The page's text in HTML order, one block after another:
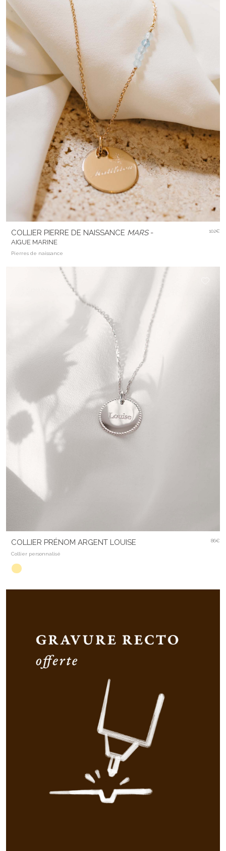
COLLIER PIERRE DE NAISSANCE MARS-
AIGUE MARINE
Pierres de naissance
102€
COLLIER PRÉNOM ARGENT LOUISE
Collier personnalisé
86€